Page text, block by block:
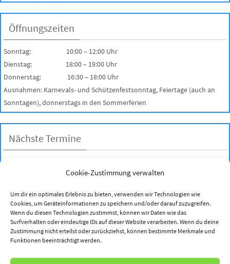
Cookie-Zustimmung verwalten
Um dir ein optimales Erlebnis zu bieten, verwenden wir Technologien wie
Cookies, um Geräteinformationen zu speichern und/oder darauf zuzugreifen.
Wenn du diesen Technologien zustimmst, können wir Daten wie das
Surfverhalten oder eindeutige IDs auf dieser Website verarbeiten. Wenn du deine
Zustimmung nicht erteilst oder zurückziehst, können bestimmte Merkmale und
Funktionen beeinträchtigt werden.
Öffnungszeiten
Sonntag: 10:00 – 12:00 Uhr
Dienstag: 18:00 – 19:00 Uhr
Donnerstag: 16:30 – 18:00 Uhr
Ausnahmen: Karnevals- und Schützenfestsonntag, Feiertage (auch an
Sonntagen), donnerstags in den Sommerferien
Nächste Termine
Benutzer - Statistik
Online Visitors:0